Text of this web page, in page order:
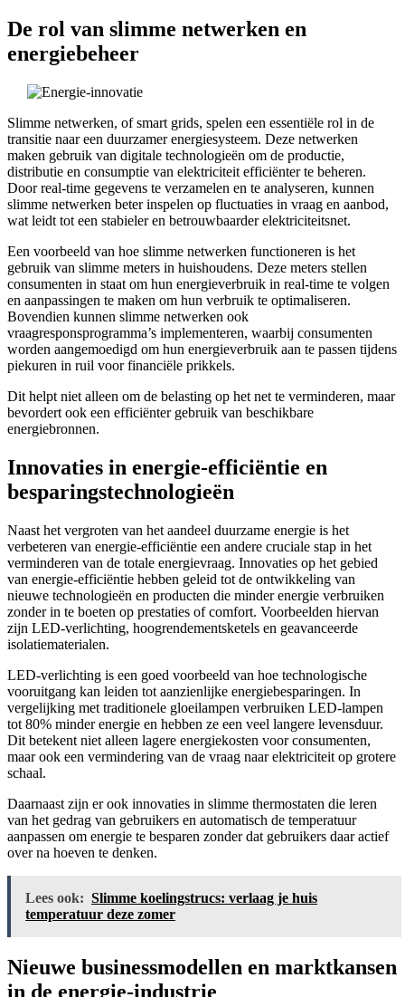
De rol van slimme netwerken en
energiebeheer
Slimme netwerken, of smart grids, spelen een essentiële rol in de
transitie naar een duurzamer energiesysteem. Deze netwerken
maken gebruik van digitale technologieën om de productie,
distributie en consumptie van elektriciteit efficiënter te beheren.
Door real-time gegevens te verzamelen en te analyseren, kunnen
slimme netwerken beter inspelen op fluctuaties in vraag en aanbod,
wat leidt tot een stabieler en betrouwbaarder elektriciteitsnet.
Een voorbeeld van hoe slimme netwerken functioneren is het
gebruik van slimme meters in huishoudens. Deze meters stellen
consumenten in staat om hun energieverbruik in real-time te volgen
en aanpassingen te maken om hun verbruik te optimaliseren.
Bovendien kunnen slimme netwerken ook
vraagresponsprogramma’s implementeren, waarbij consumenten
worden aangemoedigd om hun energieverbruik aan te passen tijdens
piekuren in ruil voor financiële prikkels.
Dit helpt niet alleen om de belasting op het net te verminderen, maar
bevordert ook een efficiënter gebruik van beschikbare
energiebronnen.
Innovaties in energie-efficiëntie en
besparingstechnologieën
Naast het vergroten van het aandeel duurzame energie is het
verbeteren van energie-efficiëntie een andere cruciale stap in het
verminderen van de totale energievraag. Innovaties op het gebied
van energie-efficiëntie hebben geleid tot de ontwikkeling van
nieuwe technologieën en producten die minder energie verbruiken
zonder in te boeten op prestaties of comfort. Voorbeelden hiervan
zijn LED-verlichting, hoogrendementsketels en geavanceerde
isolatiematerialen.
LED-verlichting is een goed voorbeeld van hoe technologische
vooruitgang kan leiden tot aanzienlijke energiebesparingen. In
vergelijking met traditionele gloeilampen verbruiken LED-lampen
tot 80% minder energie en hebben ze een veel langere levensduur.
Dit betekent niet alleen lagere energiekosten voor consumenten,
maar ook een vermindering van de vraag naar elektriciteit op grotere
schaal.
Daarnaast zijn er ook innovaties in slimme thermostaten die leren
van het gedrag van gebruikers en automatisch de temperatuur
aanpassen om energie te besparen zonder dat gebruikers daar actief
over na hoeven te denken.
Lees ook: Slimme koelingstrucs: verlaag je huis
temperatuur deze zomer
Nieuwe businessmodellen en marktkansen
in de energie-industrie